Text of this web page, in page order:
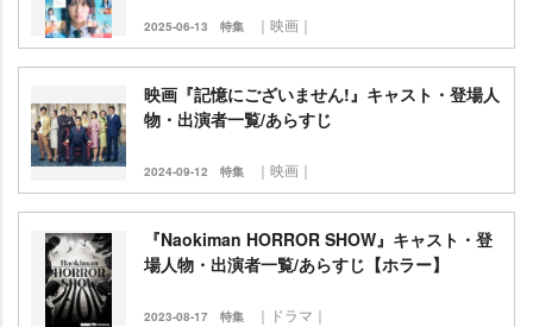
2025-06-13 特集 ｜映画｜
映画『記憶にございません!』キャスト・登場人
物・出演者一覧/あらすじ
2024-09-12 特集 ｜映画｜
『Naokiman HORROR SHOW』キャスト・登
場人物・出演者一覧/あらすじ【ホラー】
2023-08-17 特集 ｜ドラマ｜